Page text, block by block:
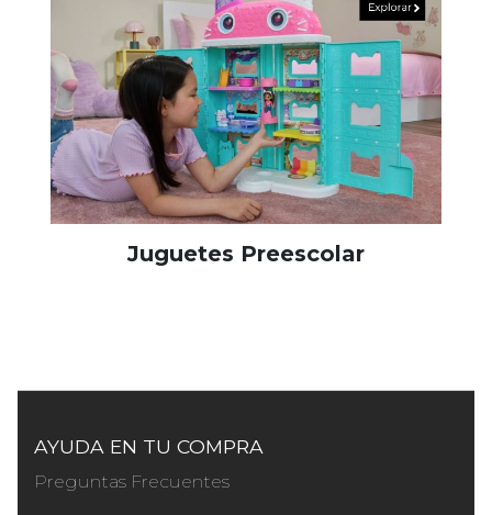
Juguetes Preescolar
AYUDA EN TU COMPRA
Preguntas Frecuentes